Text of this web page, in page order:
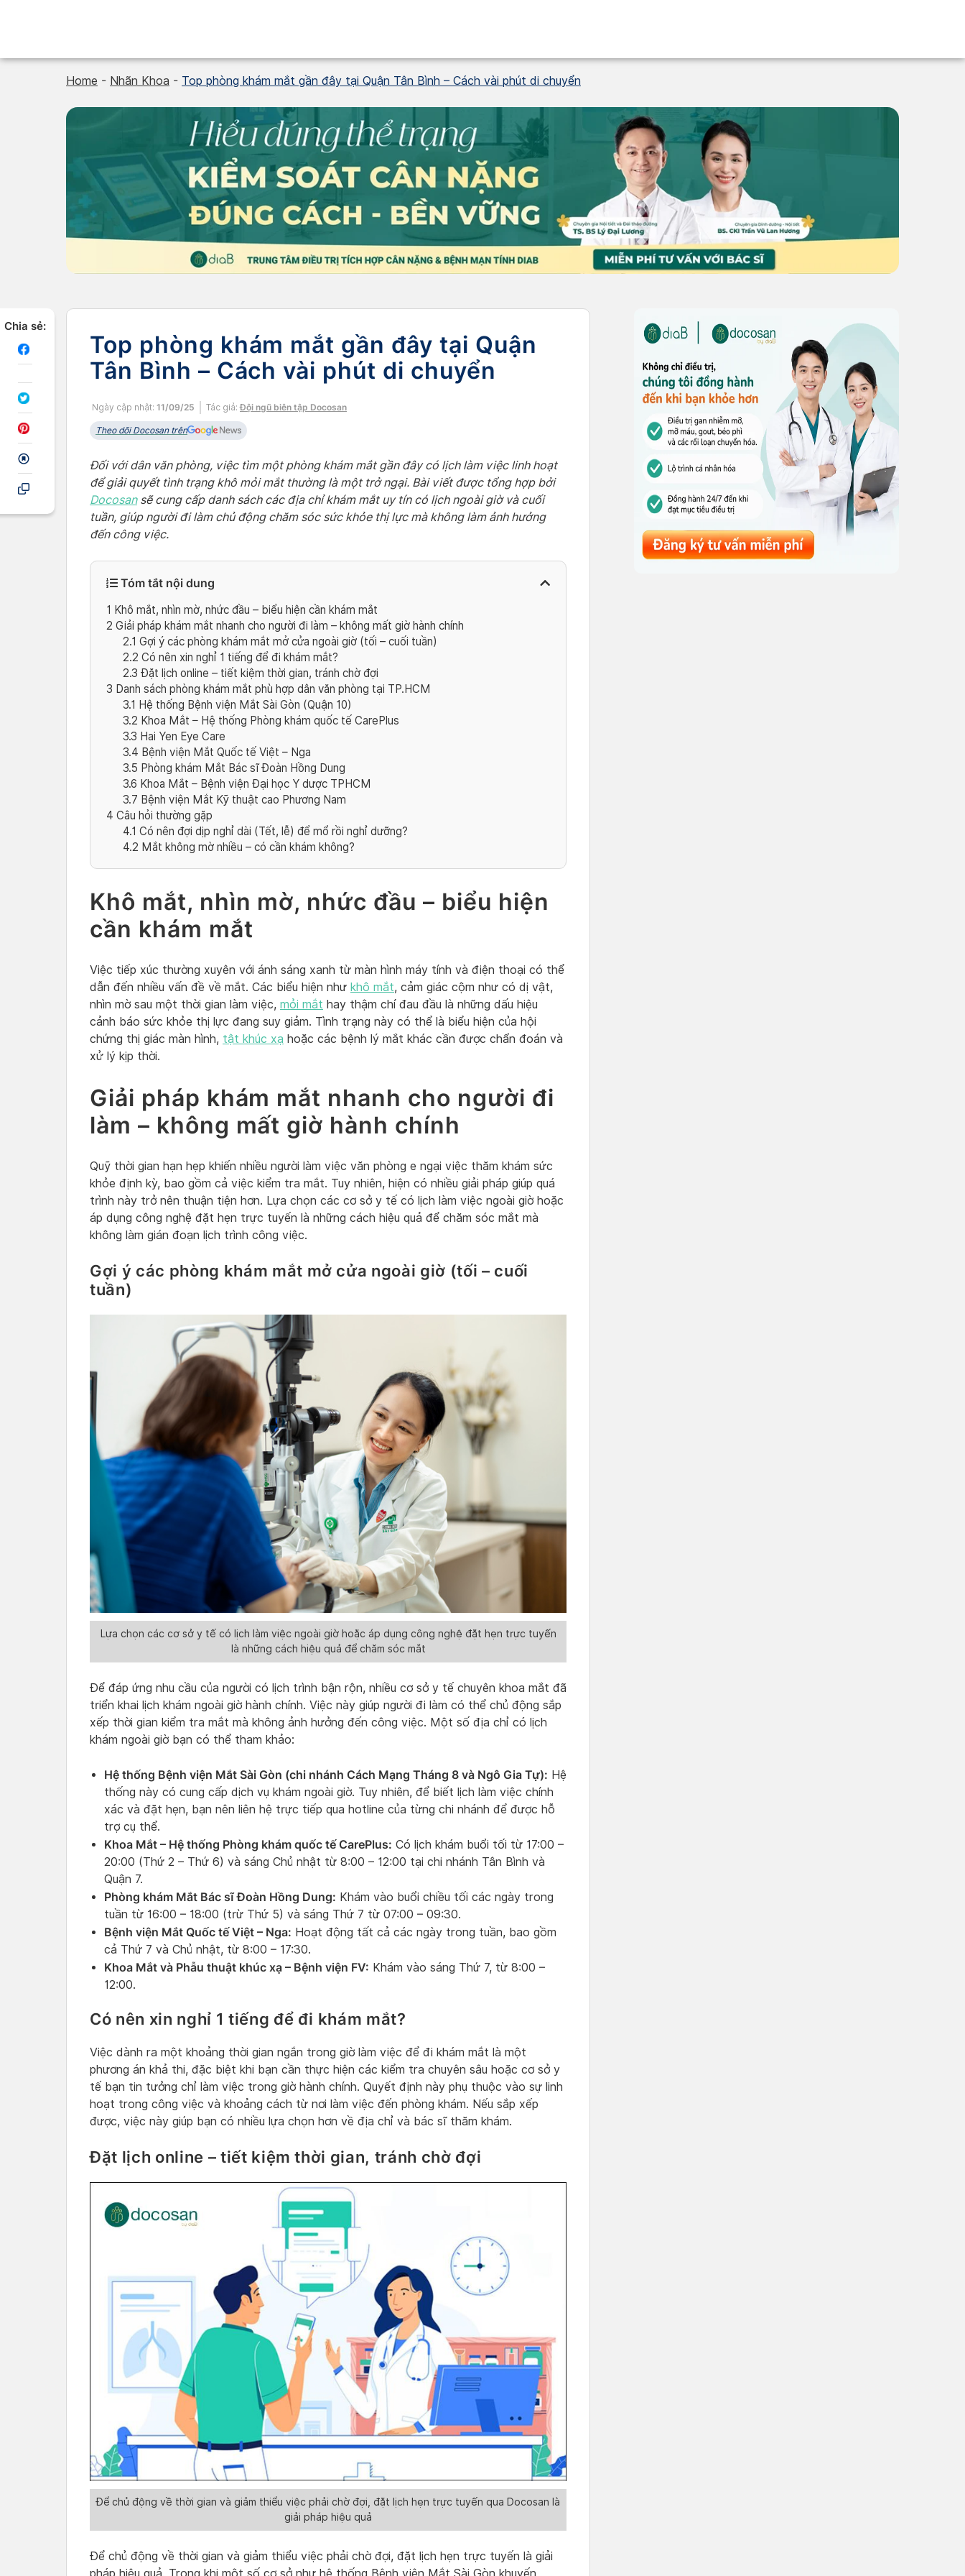
Home - Nhãn Khoa - Top phòng khám mắt gần đây tại Quận Tân Bình – Cách vài phút di chuyển
Chia sẻ:
Top phòng khám mắt gần đây tại Quận
Tân Bình – Cách vài phút di chuyển
Ngày cập nhật: 11/09/25 Tác giả:Đội ngũ biên tập Docosan
Theo dõi Docosan trên
Đối với dân văn phòng, việc tìm một phòng khám mắt gần đây có lịch làm việc linh hoạt
để giải quyết tình trạng khô mỏi mắt thường là một trở ngại. Bài viết được tổng hợp bởi
Docosansẽ cung cấp danh sách các địa chỉ khám mắt uy tín có lịch ngoài giờ và cuối
tuần, giúp người đi làm chủ động chăm sóc sức khỏe thị lực mà không làm ảnh hưởng
đến công việc.
Tóm tắt nội dung
1 Khô mắt, nhìn mờ, nhức đầu – biểu hiện cần khám mắt
2 Giải pháp khám mắt nhanh cho người đi làm – không mất giờ hành chính
2.1 Gợi ý các phòng khám mắt mở cửa ngoài giờ (tối – cuối tuần)
2.2 Có nên xin nghỉ 1 tiếng để đi khám mắt?
2.3 Đặt lịch online – tiết kiệm thời gian, tránh chờ đợi
3 Danh sách phòng khám mắt phù hợp dân văn phòng tại TP.HCM
3.1 Hệ thống Bệnh viện Mắt Sài Gòn (Quận 10)
3.2 Khoa Mắt – Hệ thống Phòng khám quốc tế CarePlus
3.3 Hai Yen Eye Care
3.4 Bệnh viện Mắt Quốc tế Việt – Nga
3.5 Phòng khám Mắt Bác sĩ Đoàn Hồng Dung
3.6 Khoa Mắt – Bệnh viện Đại học Y dược TPHCM
3.7 Bệnh viện Mắt Kỹ thuật cao Phương Nam
4 Câu hỏi thường gặp
4.1 Có nên đợi dịp nghỉ dài (Tết, lễ) để mổ rồi nghỉ dưỡng?
4.2 Mắt không mờ nhiều – có cần khám không?
Khô mắt, nhìn mờ, nhức đầu – biểu hiện
cần khám mắt
Việc tiếp xúc thường xuyên với ánh sáng xanh từ màn hình máy tính và điện thoại có thể
dẫn đến nhiều vấn đề về mắt. Các biểu hiện như khô mắt, cảm giác cộm như có dị vật,
nhìn mờ sau một thời gian làm việc, mỏi mắt hay thậm chí đau đầu là những dấu hiệu
cảnh báo sức khỏe thị lực đang suy giảm. Tình trạng này có thể là biểu hiện của hội
chứng thị giác màn hình, tật khúc xạ hoặc các bệnh lý mắt khác cần được chẩn đoán và
xử lý kịp thời.
Giải pháp khám mắt nhanh cho người đi
làm – không mất giờ hành chính
Quỹ thời gian hạn hẹp khiến nhiều người làm việc văn phòng e ngại việc thăm khám sức
khỏe định kỳ, bao gồm cả việc kiểm tra mắt. Tuy nhiên, hiện có nhiều giải pháp giúp quá
trình này trở nên thuận tiện hơn. Lựa chọn các cơ sở y tế có lịch làm việc ngoài giờ hoặc
áp dụng công nghệ đặt hẹn trực tuyến là những cách hiệu quả để chăm sóc mắt mà
không làm gián đoạn lịch trình công việc.
Gợi ý các phòng khám mắt mở cửa ngoài giờ (tối – cuối
tuần)
Lựa chọn các cơ sở y tế có lịch làm việc ngoài giờ hoặc áp dụng công nghệ đặt hẹn trực tuyến
là những cách hiệu quả để chăm sóc mắt
Để đáp ứng nhu cầu của người có lịch trình bận rộn, nhiều cơ sở y tế chuyên khoa mắt đã
triển khai lịch khám ngoài giờ hành chính. Việc này giúp người đi làm có thể chủ động sắp
xếp thời gian kiểm tra mắt mà không ảnh hưởng đến công việc. Một số địa chỉ có lịch
khám ngoài giờ bạn có thể tham khảo:
Hệ thống Bệnh viện Mắt Sài Gòn (chi nhánh Cách Mạng Tháng 8 và Ngô Gia Tự): Hệ
thống này có cung cấp dịch vụ khám ngoài giờ. Tuy nhiên, để biết lịch làm việc chính
xác và đặt hẹn, bạn nên liên hệ trực tiếp qua hotline của từng chi nhánh để được hỗ
trợ cụ thể.
Khoa Mắt – Hệ thống Phòng khám quốc tế CarePlus: Có lịch khám buổi tối từ 17:00 –
20:00 (Thứ 2 – Thứ 6) và sáng Chủ nhật từ 8:00 – 12:00 tại chi nhánh Tân Bình và
Quận 7.
Phòng khám Mắt Bác sĩ Đoàn Hồng Dung: Khám vào buổi chiều tối các ngày trong
tuần từ 16:00 – 18:00 (trừ Thứ 5) và sáng Thứ 7 từ 07:00 – 09:30.
Bệnh viện Mắt Quốc tế Việt – Nga: Hoạt động tất cả các ngày trong tuần, bao gồm
cả Thứ 7 và Chủ nhật, từ 8:00 – 17:30.
Khoa Mắt và Phẫu thuật khúc xạ – Bệnh viện FV: Khám vào sáng Thứ 7, từ 8:00 –
12:00.
Có nên xin nghỉ 1 tiếng để đi khám mắt?
Việc dành ra một khoảng thời gian ngắn trong giờ làm việc để đi khám mắt là một
phương án khả thi, đặc biệt khi bạn cần thực hiện các kiểm tra chuyên sâu hoặc cơ sở y
tế bạn tin tưởng chỉ làm việc trong giờ hành chính. Quyết định này phụ thuộc vào sự linh
hoạt trong công việc và khoảng cách từ nơi làm việc đến phòng khám. Nếu sắp xếp
được, việc này giúp bạn có nhiều lựa chọn hơn về địa chỉ và bác sĩ thăm khám.
Đặt lịch online – tiết kiệm thời gian, tránh chờ đợi
Để chủ động về thời gian và giảm thiểu việc phải chờ đợi, đặt lịch hẹn trực tuyến qua Docosan là
giải pháp hiệu quả
Để chủ động về thời gian và giảm thiểu việc phải chờ đợi, đặt lịch hẹn trực tuyến là giải